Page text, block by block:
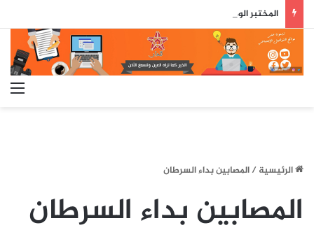
الرئيسية/المصابين بداء السرطان
المصابين بداء السرطان